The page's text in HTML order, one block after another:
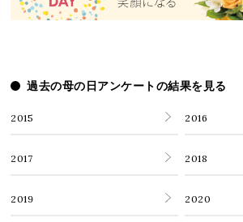
過去の母の日アンケートの結果を見る
2015 2016
2017 2018
2019 2020